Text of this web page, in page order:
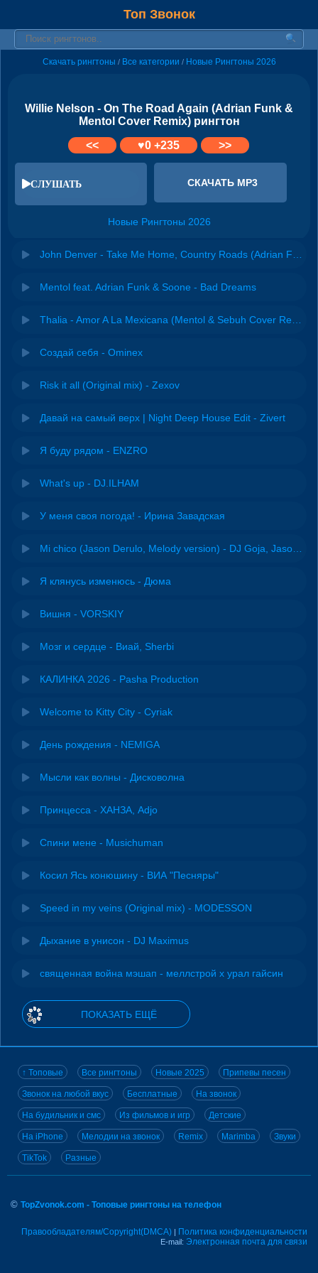
Топ Звонок
Скачать рингтоны / Все категории / Новые Рингтоны 2026
Willie Nelson - On The Road Again (Adrian Funk &
Mentol Cover Remix) рингтон
<<
♥0+235 >>
СЛУШАТЬ СКАЧАТЬ MP3
Новые Рингтоны 2026
Mentol feat. Adrian Funk & Soone - Bad Dreams
Создай себя - Ominex
Risk it all (Original mix) - Zexov
Давай на самый верх | Night Deep House Edit - Zivert
Я буду рядом - ENZRO
What's up - DJ.ILHAM
У меня своя погода! - Ирина Завадская
Я клянусь изменюсь - Дюма
Вишня - VORSKIY
Мозг и сердце - Виай, Sherbi
КАЛИНКА 2026 - Pasha Production
Welcome to Kitty City - Cyriak
День рождения - NEMIGA
Мысли как волны - Дисковолна
Принцесса - ХАНЗА, Adjo
Спини мене - Musichuman
Косил Ясь конюшину - ВИА "Песняры"
Speed in my veins (Original mix) - MODESSON
Дыхание в унисон - DJ Maximus
священная война мэшап - меллстрой х урал гайсин
ПОКАЗАТЬ ЕЩЁ
↑ Топовые Все рингтоны Новые 2025 Припевы песен
Звонок на любой вкус Бесплатные На звонок
На будильник и смс Из фильмов и игр Детские
На iPhone Мелодии на звонок Remix Marimba Звуки
TikTok Разные
© TopZvonok.com - Топовые рингтоны на телефон
Правообладателям/Copyright(DMCA) | Политика конфиденциальности
E-mail: Электронная почта для связи